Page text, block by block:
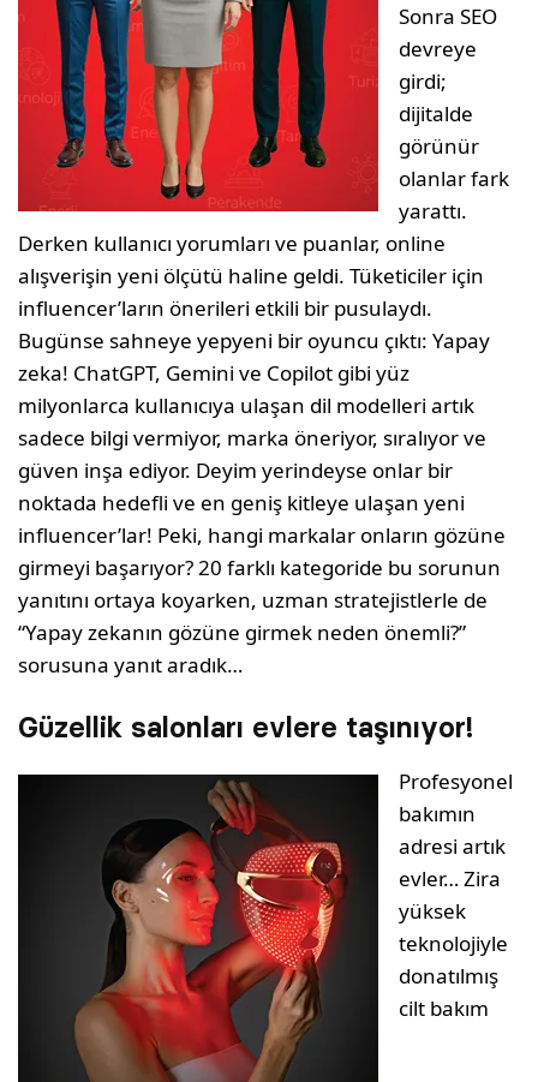
Sonra SEO
devreye
girdi;
dijitalde
görünür
olanlar fark
yarattı.
Derken kullanıcı yorumları ve puanlar, online
alışverişin yeni ölçütü haline geldi. Tüketiciler için
influencer’ların önerileri etkili bir pusulaydı.
Bugünse sahneye yepyeni bir oyuncu çıktı: Yapay
zeka! ChatGPT, Gemini ve Copilot gibi yüz
milyonlarca kullanıcıya ulaşan dil modelleri artık
sadece bilgi vermiyor, marka öneriyor, sıralıyor ve
güven inşa ediyor. Deyim yerindeyse onlar bir
noktada hedefli ve en geniş kitleye ulaşan yeni
influencer’lar! Peki, hangi markalar onların gözüne
girmeyi başarıyor? 20 farklı kategoride bu sorunun
yanıtını ortaya koyarken, uzman stratejistlerle de
“Yapay zekanın gözüne girmek neden önemli?”
sorusuna yanıt aradık…
Güzellik salonları evlere taşınıyor!
Profesyonel
bakımın
adresi artık
evler… Zira
yüksek
teknolojiyle
donatılmış
cilt bakım